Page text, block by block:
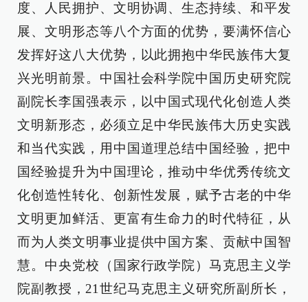
度、人民拥护、文明协调、生态持续、和平发
展、文明形态等八个方面的优势，要满怀信心
发挥好这八大优势，以此拥抱中华民族伟大复
兴光明前景。中国社会科学院中国历史研究院
副院长李国强表示，以中国式现代化创造人类
文明新形态，必须立足中华民族伟大历史实践
和当代实践，用中国道理总结中国经验，把中
国经验提升为中国理论，推动中华优秀传统文
化创造性转化、创新性发展，赋予古老的中华
文明更加鲜活、更富有生命力的时代特征，从
而为人类文明事业提供中国方案、贡献中国智
慧。中央党校（国家行政学院）马克思主义学
院副教授，21世纪马克思主义研究所副所长，